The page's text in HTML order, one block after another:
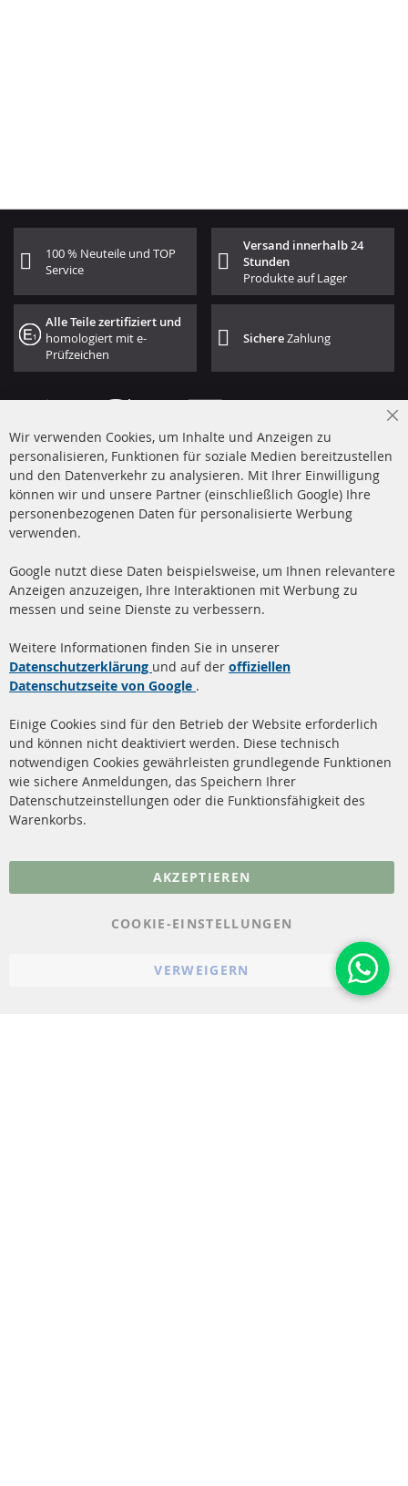
100 % Neuteile und TOP
Service
Versand innerhalb 24
Stunden
Produkte auf Lager
Alle Teile zertifiziert und
homologiert mit e-
Prüfzeichen
SichereZahlung
+49 (0) 4533 799 00 0
Mo-Do: 09-17 Uhr, Fr 09-16 Uhr
info@contra-automotive.de
facebook
instagram
Quick Links
Dieselpartikelfilter (DPF)
Dieselpartikelfilter
Katalysator (KAT)
Sensoren
FAQ
Kundenservice
Über uns
Versandkosten
Kontakt
Vertrag widerrufen
Wir verwenden Cookies, um Inhalte und Anzeigen zu
personalisieren, Funktionen für soziale Medien bereitzustellen
und den Datenverkehr zu analysieren. Mit Ihrer Einwilligung
können wir und unsere Partner (einschließlich Google) Ihre
personenbezogenen Daten für personalisierte Werbung
verwenden.
Google nutzt diese Daten beispielsweise, um Ihnen relevantere
Anzeigen anzuzeigen, Ihre Interaktionen mit Werbung zu
messen und seine Dienste zu verbessern.
Weitere Informationen finden Sie in unserer
Datenschutzerklärung und auf der offiziellen
Datenschutzseite von Google .
Einige Cookies sind für den Betrieb der Website erforderlich
und können nicht deaktiviert werden. Diese technisch
notwendigen Cookies gewährleisten grundlegende Funktionen
wie sichere Anmeldungen, das Speichern Ihrer
Datenschutzeinstellungen oder die Funktionsfähigkeit des
Warenkorbs.
AKZEPTIEREN
COOKIE-EINSTELLUNGEN
VERWEIGERN